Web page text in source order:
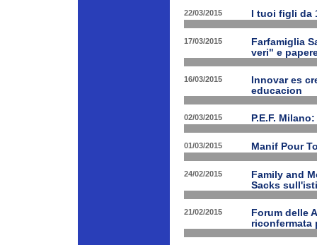
22/03/2015 I tuoi figli da
17/03/2015
Farfamiglia
veri" e
16/03/2015
Innovar es
educacion
02/03/2015 P.E.F.
01/03/2015 Manif Pour
24/02/2015
Family and
Sacks
21/02/2015
Forum delle
riconfermata